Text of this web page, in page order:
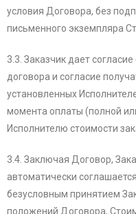
условия Договора, без
письменного экземпляра
3.3. Заказчик дает
договора и согласие
установленных
момента оплаты (полной
Исполнителю стоимости
3.4. Заключая Договор,
автоматически
безусловным принятием
положений Договора,